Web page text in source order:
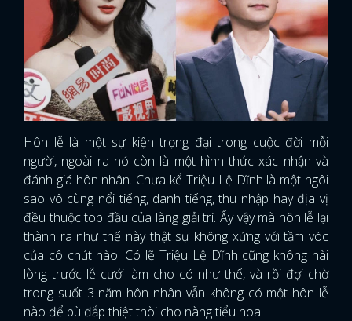
Hôn lễ là một sự kiện trọng đại trong cuộc đời mỗi
người, ngoài ra nó còn là một hình thức xác nhận và
đánh giá hôn nhân. Chưa kể Triệu Lệ Dĩnh là một ngôi
sao vô cùng nổi tiếng, danh tiếng, thu nhập hay địa vị
đều thuộc top đầu của làng giải trí. Ấy vậy mà hôn lễ lại
thành ra như thế này thật sự không xứng với tầm vóc
của cô chút nào. Có lẽ Triệu Lệ Dĩnh cũng không hài
lòng trước lễ cưới làm cho có như thế, và rồi đợi chờ
trong suốt 3 năm hôn nhân vẫn không có một hôn lễ
nào để bù đắp thiệt thòi cho nàng tiểu hoa.